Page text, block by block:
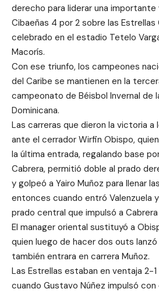
derecho para liderar una
Cibaeñas 4 por 2 sobre las
celebrado en el estadio Tetelo
Macorís.
Con ese triunfo, los campeones
del Caribe se mantienen en la
campeonato de Béisbol Invernal de
Dominicana.
Las carreras que dieron la victoria a
ante el cerrador Wirfin Obispo,
la última entrada, regalando base
Cabrera, permitió doble al prado
y golpeó a Yairo Muñoz para llenar
entonces cuando entró Valenzuela
prado central que impulsó a
El manager oriental sustituyó a
quien luego de hacer dos outs
también entrara en carrera Muñoz.
Las Estrellas estaban en ventaja 2-
cuando Gustavo Núñez impulsó